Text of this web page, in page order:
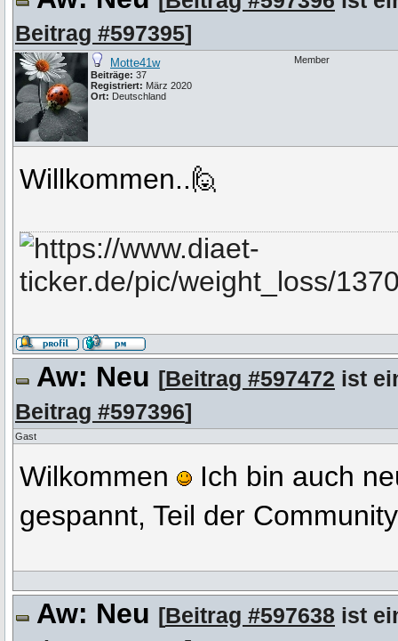
Beitrag #597395]
Motte41w
Beiträge: 37
Registriert: März 2020
Ort: Deutschland
Member
Willkommen..🙋
Aw: Neu [Beitrag #597472 ist
Beitrag #597396]
Gast
Wilkommen
Ich bin auch
gespannt, Teil der
Aw: Neu [Beitrag #597638 ist